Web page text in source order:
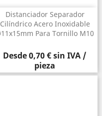
Distanciador Separador
Cilíndrico Acero Inoxidable
Para Tornillo M10
Precio
Desde0,70 €sin IVA /
pieza